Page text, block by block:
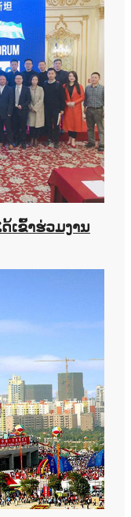
ເຂົ້າຮ່ວມງານ